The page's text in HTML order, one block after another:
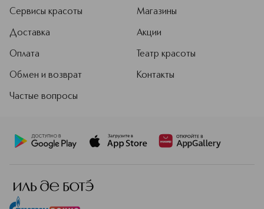
Сервисы красоты
Доставка
Оплата
Обмен и возврат
Частые вопросы
Магазины
Акции
Театр красоты
Контакты